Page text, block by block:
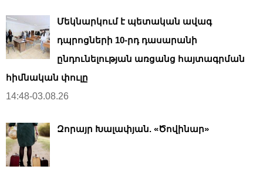
Մեկնարկում է պետական ավագ
դպրոցների 10-րդ դասարանի
ընդունելության առցանց հայտագրման
հիմնական փուլը
14:48-03.08.26
Զորայր Խալափյան. «Ծովինար»